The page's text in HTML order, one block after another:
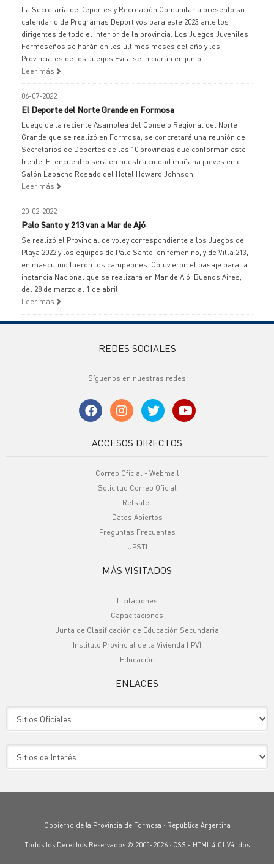
La Secretaría de Deportes y Recreación Comunitaria presentó su
calendario de Programas Deportivos para este 2023 ante los
dirigentes de todo el interior de la provincia. Los Juegos Juveniles
Formoseños se harán en los últimos meses del año y los
Provinciales de los Juegos Evita se iniciarán en junio
Leer más
06-07-2022
El Deporte del Norte Grande en Formosa
Luego de la reciente Asamblea del Consejo Regional del Norte
Grande que se realizó en Formosa, se concretará una reunión de
Secretarios de Deportes de las 10 provincias que conforman este
frente. El encuentro será en nuestra ciudad mañana jueves en el
Salón Lapacho Rosado del Hotel Howard Johnson.
Leer más
20-02-2022
Palo Santo y 213 van a Mar de Ajó
Se realizó el Provincial de voley correspondiente a los Juegos de
Playa 2022 y los equipos de Palo Santo, en femenino, y de Villa 213,
en masculino fueron los campeones. Obtuvieron el pasaje para la
instancia Nacional que se realizará en Mar de Ajó, Buenos Aires,
del 28 de marzo al 1 de abril.
Leer más
REDES SOCIALES
Síguenos en nuestras redes
ACCESOS DIRECTOS
Correo Oficial - Webmail
Solicitud Correo Oficial
Refsatel
Datos Abiertos
Preguntas Frecuentes
UPSTI
MÁS VISITADOS
Licitaciones
Capacitaciones
Junta de Clasificación de Educación Secundaria
Instituto Provincial de la Vivienda (IPV)
Educación
ENLACES
Gobierno de la Provincia de Formosa · República Argentina
Todos los Derechos Reservados © 2005-2026 · CSS - HTML 4.01 Válidos